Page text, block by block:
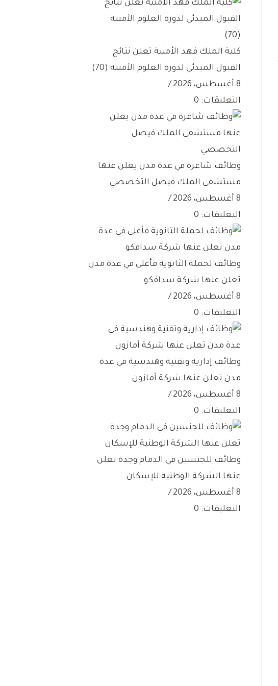
كلية الملك فهد الأمنية تعلن نتائج
القبول المبدئي لدورة العلوم الأمنية (70)
8 أغسطس، 2026
/
التعليقات: 0
وظائف شاغرة في عدة مدن يعلن عنها
مستشفى الملك فيصل التخصصي
8 أغسطس، 2026
/
التعليقات: 0
وظائف لحملة الثانوية فأعلى في عدة مدن
تعلن عنها شركة سدافكو
8 أغسطس، 2026
/
التعليقات: 0
وظائف إدارية وتقنية وهندسية في عدة
مدن تعلن عنها شركة أمازون
8 أغسطس، 2026
/
التعليقات: 0
وظائف للجنسين في الدمام وجدة تعلن
عنها الشركة الوطنية للإسكان
8 أغسطس، 2026
/
التعليقات: 0